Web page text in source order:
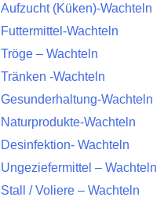
Aufzucht (Küken)-Wachteln
Futtermittel-Wachteln
Tröge – Wachteln
Tränken -Wachteln
Gesunderhaltung-Wachteln
Naturprodukte-Wachteln
Desinfektion- Wachteln
Ungeziefermittel – Wachteln
Stall / Voliere – Wachteln